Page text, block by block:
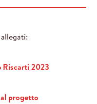
Riscarti 2023
progetto